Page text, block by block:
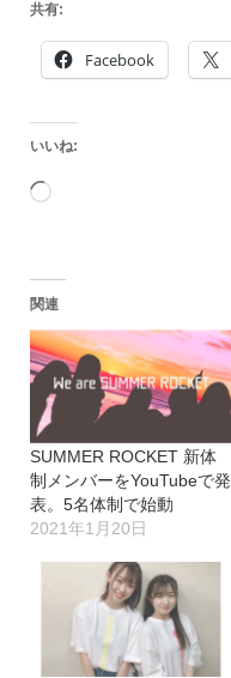
共有:
Facebook
いいね:
読
込
み
中…
関連
SUMMER ROCKET 新体
制メンバーをYouTubeで発
表。5名体制で始動
2021年1月20日